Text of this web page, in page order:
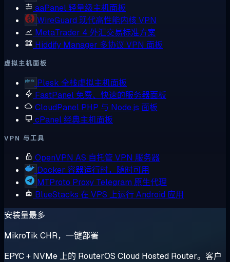
aaPanel轻量级主机面板
WireGuard 现代高性能内核 VPN
MetaTrader 4 外汇交易标准方案
Hiddify Manager 多协议 VPN 面板
虚拟主机面板
Plesk 全栈虚拟主机面板
FastPanel 免费、快速的服务器面板
CloudPanel PHP 与 Node.js 面板
cPanel经典主机面板
VPN 与工具
OpenVPN AS 自托管 VPN 服务器
Docker 容器运行时，随时可用
MTProto Proxy Telegram 原生代理
BlueStacks 在 VPS 上运行 Android 应用
安装量最多
MikroTik CHR，一键部署
EPYC + NVMe 上的 RouterOS Cloud Hosted Router。客户